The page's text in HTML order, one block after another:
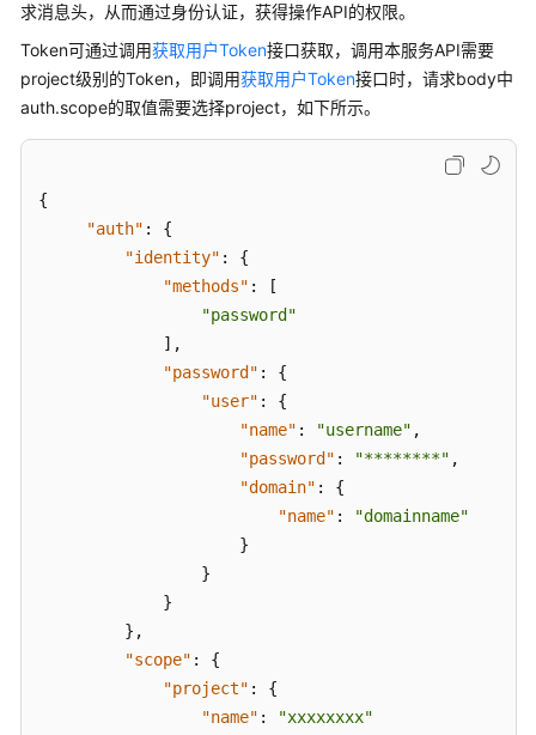
践
API
参
求消息头，从而通过身份认证，获得操作API的权限。
Token可通过调用获取用户Token接口获取，调用本服务API需要
project级别的Token，即调用获取用户Token接口时，请求body中
auth.scope的取值需要选择project，如下所示。
{
"auth" :
{
"identity" :
{
"methods" :
[
"password"
] ,
"password" :
{
"user" :
{
"name" : "username" ,
"password" : "********" ,
"domain" :
{
"name" :
"domainname"
}
}
}
} ,
"scope" :
{
"project" :
{
"name" :
"xxxxxxxx"